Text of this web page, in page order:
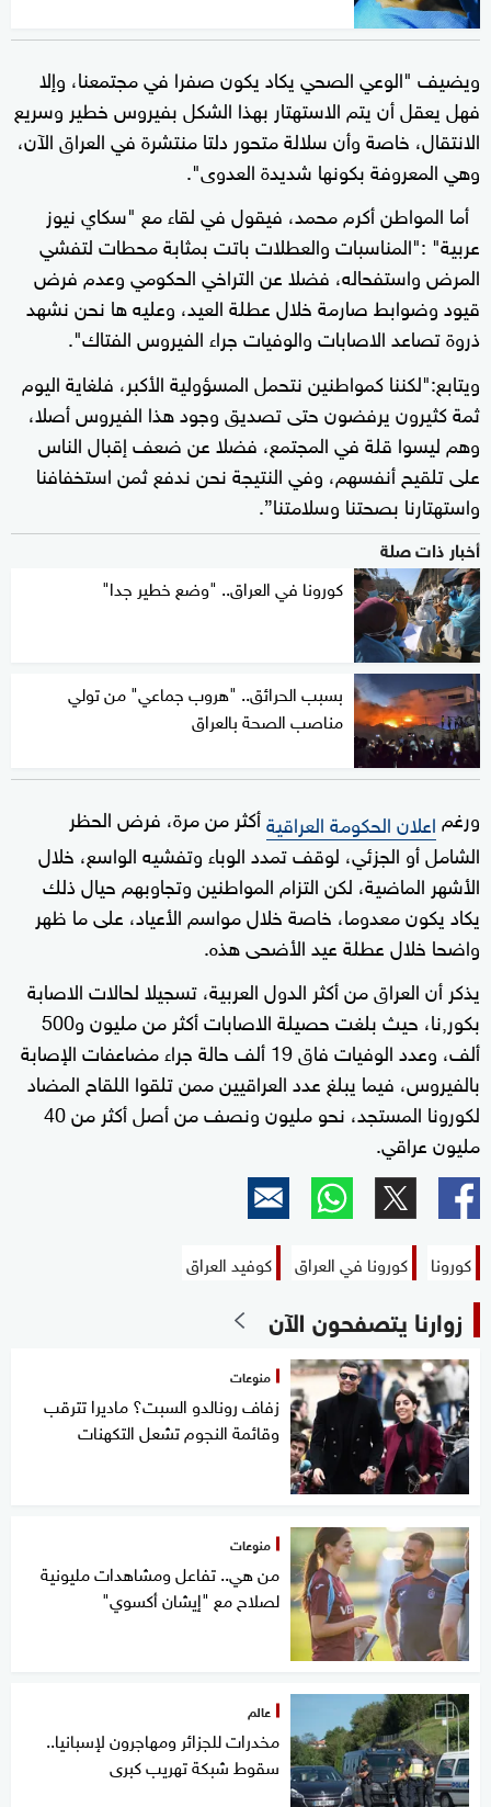
ويضيف "الوعي الصحي يكاد يكون صفرا في مجتمعنا، وإلا
فهل يعقل أن يتم الاستهتار بهذا الشكل بفيروس خطير وسريع
الانتقال، خاصة وأن سلالة متحور دلتا منتشرة في العراق الآن،
وهي المعروفة بكونها شديدة العدوى".
أما المواطن أكرم محمد، فيقول في لقاء مع "سكاي نيوز
عربية" :"المناسبات والعطلات باتت بمثابة محطات لتفشي
المرض واستفحاله، فضلا عن التراخي الحكومي وعدم فرض
قيود وضوابط صارمة خلال عطلة العيد، وعليه ها نحن نشهد
ذروة تصاعد الاصابات والوفيات جراء الفيروس الفتاك".
ويتابع:"لكننا كمواطنين نتحمل المسؤولية الأكبر، فلغاية اليوم
ثمة كثيرون يرفضون حتى تصديق وجود هذا الفيروس أصلا،
وهم ليسوا قلة في المجتمع، فضلا عن ضعف إقبال الناس
على تلقيح أنفسهم، وفي النتيجة نحن ندفع ثمن استخفافنا
واستهتارنا بصحتنا وسلامتنا”.
أخبار ذات صلة
كورونا في العراق.. "وضع خطير جدا"
بسبب الحرائق.. "هروب جماعي" من تولي
مناصب الصحة بالعراق
ورغماعلان الحكومة العراقيةأكثر من مرة، فرض الحظر
الشامل أو الجزئي، لوقف تمدد الوباء وتفشيه الواسع، خلال
الأشهر الماضية، لكن التزام المواطنين وتجاوبهم حيال ذلك
يكاد يكون معدوما، خاصة خلال مواسم الأعياد، على ما ظهر
واضحا خلال عطلة عيد الأضحى هذه.
يذكر أن العراق من أكثر الدول العربية، تسجيلا لحالات الاصابة
بكور,نا، حيث بلغت حصيلة الاصابات أكثر من مليون و500
ألف، وعدد الوفيات فاق 19 ألف حالة جراء مضاعفات الإصابة
بالفيروس، فيما يبلغ عدد العراقيين ممن تلقوا اللقاح المضاد
لكورونا المستجد، نحو مليون ونصف من أصل أكثر من 40
مليون عراقي.
كورونا كورونا في العراق كوفيد العراق
زوارنا يتصفحون الآن
منوعات
زفاف رونالدو السبت؟ ماديرا تترقب
وقائمة النجوم تشعل التكهنات
منوعات
من هي.. تفاعل ومشاهدات مليونية
لصلاح مع "إيشان أكسوي"
عالم
مخدرات للجزائر ومهاجرون لإسبانيا..
سقوط شبكة تهريب كبرى